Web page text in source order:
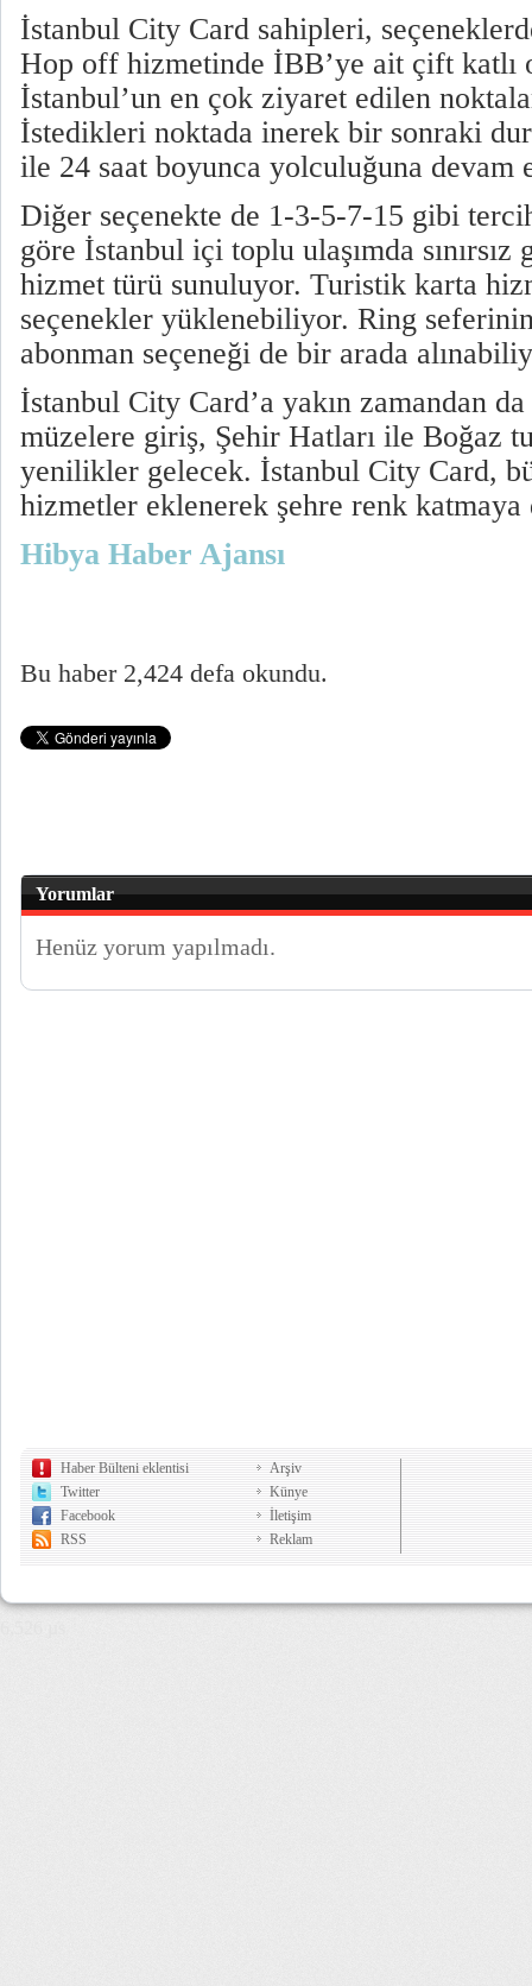
İstanbul City Card sahipleri,
Hop off hizmetinde İBB’ye ait çift katlı
İstanbul’un en çok ziyaret edilen
İstedikleri noktada inerek bir sonraki
ile 24 saat boyunca yolculuğuna devam
Diğer seçenekte de 1-3-5-7-15 gibi
göre İstanbul içi toplu ulaşımda sınırsız
hizmet türü sunuluyor. Turistik karta
seçenekler yüklenebiliyor. Ring
abonman seçeneği de bir arada
İstanbul City Card’a yakın zamandan
müzelere giriş, Şehir Hatları ile Boğaz
yenilikler gelecek. İstanbul City Card,
hizmetler eklenerek şehre renk katmaya
Hibya Haber Ajansı
Bu haber 2,424 defa okundu.
Yorumlar
Henüz yorum yapılmadı.
Haber Bülteni eklentisi
Twitter
Facebook
RSS
Arşiv
Künye
İletişim
Reklam